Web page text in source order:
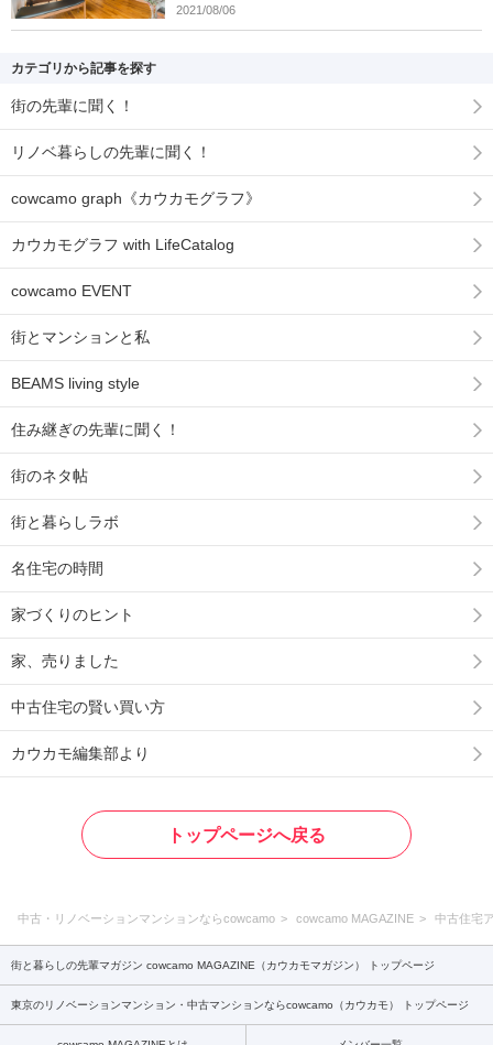
2021/08/06
カテゴリから記事を探す
街の先輩に聞く！
リノベ暮らしの先輩に聞く！
cowcamo graph《カウカモグラフ》
カウカモグラフ with LifeCatalog
cowcamo EVENT
街とマンションと私
BEAMS living style
住み継ぎの先輩に聞く！
街のネタ帖
街と暮らしラボ
名住宅の時間
家づくりのヒント
家、売りました
中古住宅の賢い買い方
カウカモ編集部より
トップページへ戻る
中古・リノベーションマンションならcowcamo cowcamo MAGAZINE 中古住宅
街と暮らしの先輩マガジン cowcamo MAGAZINE（カウカモマガジン） トップページ
東京のリノベーションマンション・中古マンションならcowcamo（カウカモ） トップページ